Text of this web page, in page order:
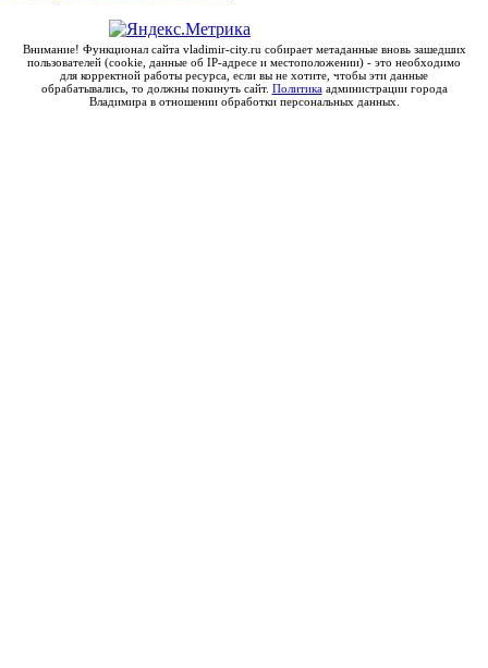
Внимание! Функционал сайта vladimir-city.ru собирает метаданные вновь зашедших
пользователей (cookie, данные об IP-адресе и местоположении) - это необходимо
для корректной работы ресурса, если вы не хотите, чтобы эти данные
обрабатывались, то должны покинуть сайт. Политикаадминистрации города
Владимира в отношении обработки персональных данных.